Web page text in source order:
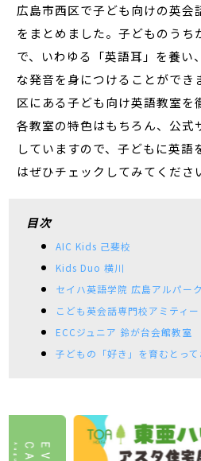
広島市西区で子ども向けの英会
をまとめました。子どものうち
で、いわゆる「英語耳」を養い
な発音を身につけることができ
区にある子ども向け英語教室を
各教室の特色はもちろん、公式
していますので、子どもに英語
はぜひチェックしてみてくださ
目次
AIC Kids 己斐校
Kids Duo 横川
セイハ英語学院 広島アルパー
こども英会話専門校アミティ
ECCジュニア 鈴が台会館教室
子どもの「好き」を育むとっ